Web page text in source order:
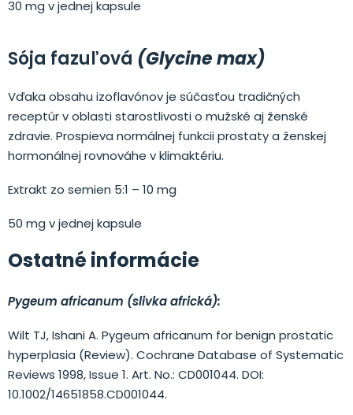
30 mg v jednej kapsule
Sója fazuľová (Glycine max)
Vďaka obsahu izoflavónov je súčasťou tradičných
receptúr v oblasti starostlivosti o mužské aj ženské
zdravie. Prospieva normálnej funkcii prostaty a ženskej
hormonálnej rovnováhe v klimaktériu.
Extrakt zo semien 5:1 – 10 mg
50 mg v jednej kapsule
Ostatné informácie
Pygeum africanum (slivka africká):
Wilt TJ, Ishani A. Pygeum africanum for benign prostatic
hyperplasia (Review). Cochrane Database of Systematic
Reviews 1998, Issue 1. Art. No.: CD001044. DOI:
10.1002/14651858.CD001044.